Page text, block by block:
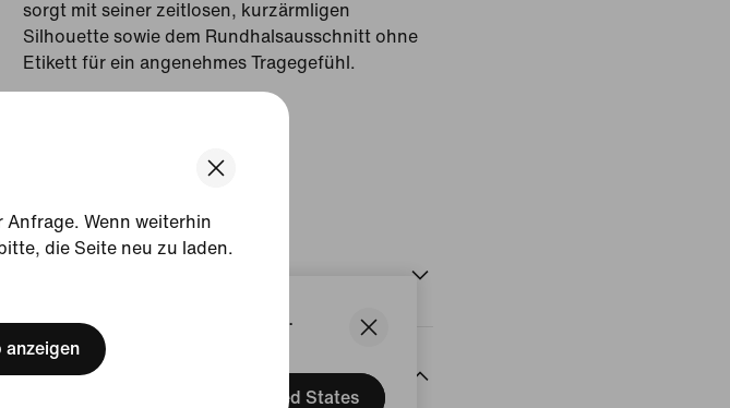
We think you are in United States.
Update your location?
United States
Anfrage. Wenn weiterhin
die Seite neu zu laden.
anzeigen
sorgt mit seiner zeitlosen, kurzärmligen
Silhouette sowie dem Rundhalsausschnitt ohne
Etikett für ein angenehmes Tragegefühl.
Produktdetails anzeigen
Bewertungen (Fehler)